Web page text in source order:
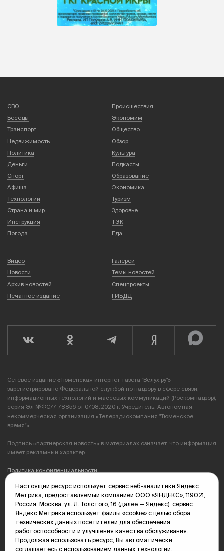
СВО
Происшествия
Беседы
Экономим
Транспорт
Общество
Недвижимость
Обзор
Политика
Культура
Деньги
Подкасты
Спорт
Образование
Афиша
Экономика
Технологии
Туризм
Страна и мир
Здоровье
Инструкция
ТЭК
Погода
Еда
Видео
Галереи
Новости
Темы новостей
Архив новостей
Спецпроекты
Печатное издание
ГИБДД
Сетевое издание «Тюменская интернет-газета "Вслух.ру"»
зарегистрировано Федеральной службой по надзору в сфере связи,
информационных технологий и массовых коммуникаций (Роскомнадзор),
серия Эл №ФС77-78856 от 07.08.2020 г. Учредитель: Автономная
некоммерческая организация «Телерадиокомпания "Тюменское
время"».
Подпись «партнерская новость» в материалах означает, что информация
имеет рекламный характер.
Политика конфиденциальности
Редакция: 625035, Тюмень, пр. Геологоразведчиков, 28А
(3452) 68-89-05
edit@vsluh.ru
Главный редактор: Панкина Т.Ю.
kika@vsluh.ru
Настоящий ресурс использует сервис веб-аналитики Яндекс
Метрика, предоставляемый компанией ООО «ЯНДЕКС», 119021,
Россия, Москва, ул. Л. Толстого, 16 (далее — Яндекс), сервис
Яндекс Метрика использует файлы «cookie» с целью сбора
технических данных посетителей для обеспечения
работоспособности и улучшения качества обслуживания.
Продолжая использовать ресурс, Вы автоматически
соглашаетесь с использованием данных технологий.